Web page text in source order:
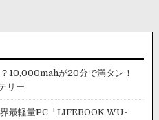
ス】
速
道
で
ハ
10,000mahが20分で満タン！
リー
界最軽量PC「LIFEBOOK WU-